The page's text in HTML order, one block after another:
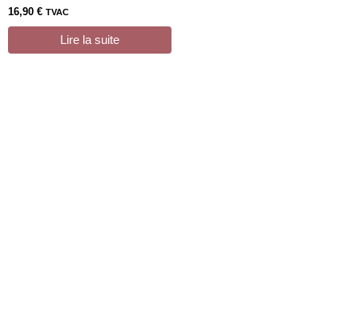
16,90 € TVAC
Lire la suite